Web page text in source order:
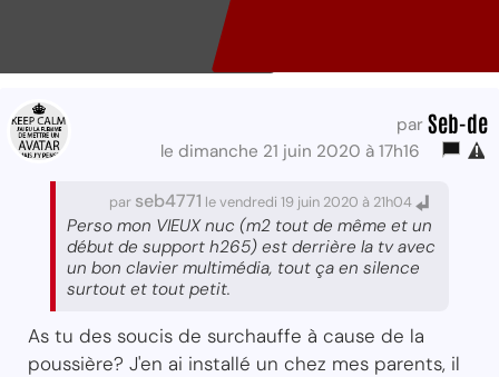
par Seb-de
le dimanche 21 juin 2020 à 17h16
par seb4771 le vendredi 19 juin 2020 à 21h04
Perso mon VIEUX nuc (m2 tout de même et un
début de support h265) est derrière la tv avec
un bon clavier multimédia, tout ça en silence
surtout et tout petit.
As tu des soucis de surchauffe à cause de la
poussière? J'en ai installé un chez mes parents, il